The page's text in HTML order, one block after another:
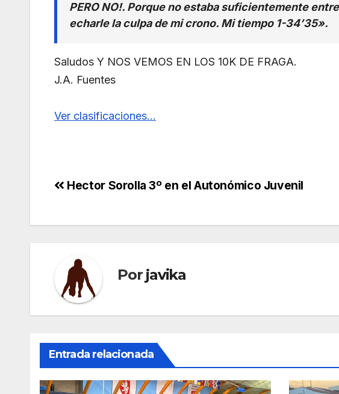
PERO NO!. Porque no estaba suficientemente
echarle la culpa de mi crono. Mi tiempo 1-34’35».
Saludos Y NOS VEMOS EN LOS 10K DE FRAGA.
J.A. Fuentes
Ver clasificaciones…
Navegación
Hector Sorolla 3º en el Autonómico Juvenil
Por javika
Entrada relacionada